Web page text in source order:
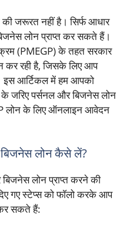
जरूरत नहीं है। सिर्फ आधार
लोन प्राप्त कर सकते हैं।
(PMEGP) के तहत सरकार
कर रही है, जिसके लिए आप
आर्टिकल में हम आपको
जरिए पर्सनल और बिजनेस लोन
लोन के लिए ऑनलाइन आवेदन
लोन कैसे लें?
लोन प्राप्त करने की
गए स्टेप्स को फॉलो करके आप
सकते हैं: